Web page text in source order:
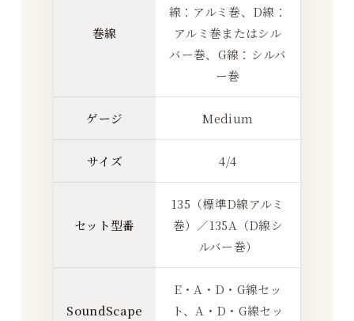
巻線
線：アルミ巻、D線：
アルミ巻またはシル
バー巻、G線：シルバ
ー巻
ゲージ Medium
サイズ 4/4
セット型番
135（標準D線アルミ
巻）／135A（D線シ
ルバー巻）
SoundScape
E・A・D・G線セッ
ト、A・D・G線セッ